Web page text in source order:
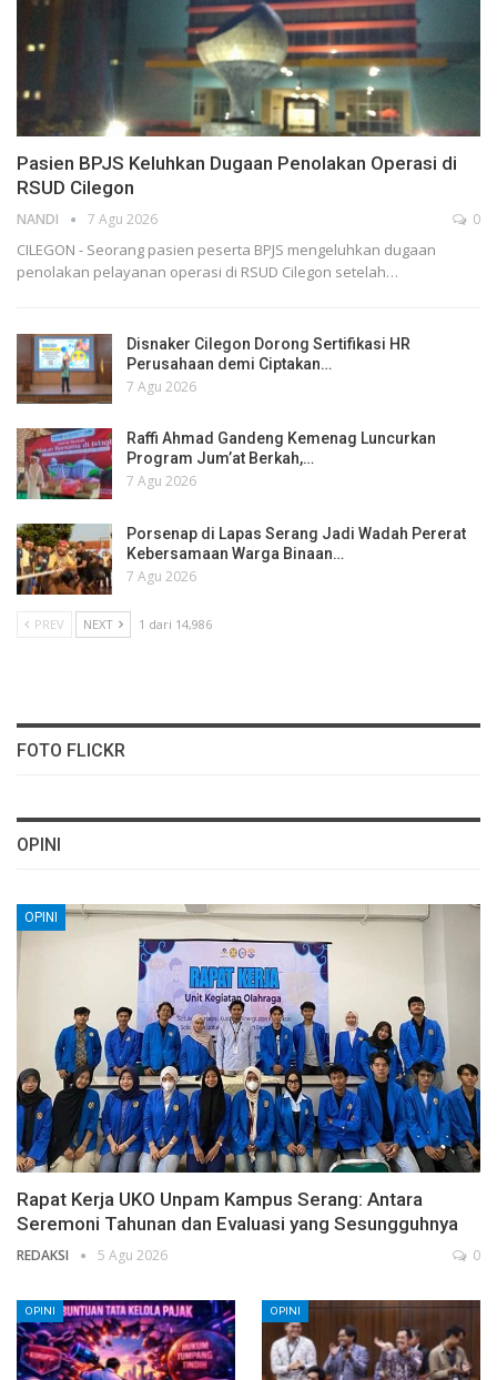
Pasien BPJS Keluhkan Dugaan Penolakan Operasi di
RSUD Cilegon
NANDI 7 Agu 2026 0
CILEGON - Seorang pasien peserta BPJS mengeluhkan dugaan
penolakan pelayanan operasi di RSUD Cilegon setelah…
Disnaker Cilegon Dorong Sertifikasi HR
Perusahaan demi Ciptakan…
7 Agu 2026
Raffi Ahmad Gandeng Kemenag Luncurkan
Program Jum’at Berkah,…
7 Agu 2026
Porsenap di Lapas Serang Jadi Wadah Pererat
Kebersamaan Warga Binaan…
7 Agu 2026
PREV NEXT 1 dari 14,986
FOTO FLICKR
OPINI
OPINI
Rapat Kerja UKO Unpam Kampus Serang: Antara
Seremoni Tahunan dan Evaluasi yang Sesungguhnya
REDAKSI 5 Agu 2026 0
OPINI OPINI